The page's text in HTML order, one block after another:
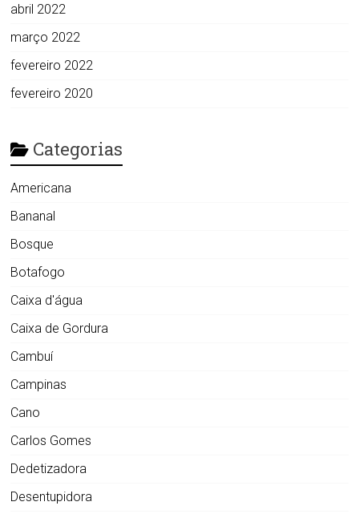
abril 2022
março 2022
fevereiro 2022
fevereiro 2020
Categorias
Americana
Bananal
Bosque
Botafogo
Caixa d'água
Caixa de Gordura
Cambuí
Campinas
Cano
Carlos Gomes
Dedetizadora
Desentupidora